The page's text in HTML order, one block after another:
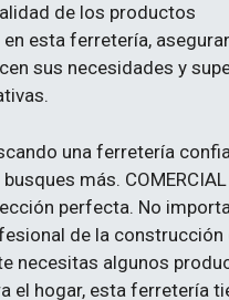
de los productos
esta ferretería,
sus necesidades y
una ferretería
más. COMERCIAL
perfecta. No
de la construcción
necesitas algunos
el hogar, esta ferretería